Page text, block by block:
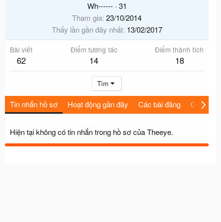
Wh------ · 31
Tham gia 23/10/2014
Thấy lần gần đây nhất 13/02/2017
Bài viết
62
Điểm tương tác
14
Điểm thành tích
18
Tìm
Tin nhắn hồ sơ Hoạt động gần đây Các bài đăng Giới thiệu
Hiện tại không có tin nhắn trong hồ sơ của Theeye.